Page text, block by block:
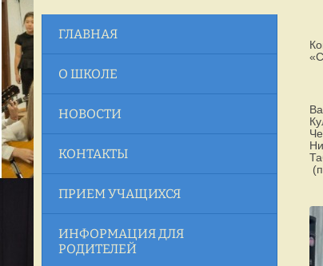
ГЛАВНАЯ
О ШКОЛЕ
НОВОСТИ
КОНТАКТЫ
ПРИЕМ УЧАЩИХСЯ
ИНФОРМАЦИЯ ДЛЯ
РОДИТЕЛЕЙ